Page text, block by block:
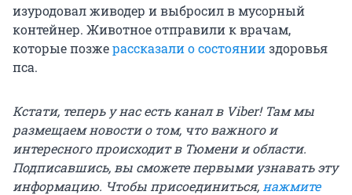
изуродовал живодер и выбросил в мусорный
контейнер. Животное отправили к врачам,
которые позжерассказали о состоянииздоровья
пса.
Кстати, теперь у нас есть канал в Viber! Там мы
размещаем новости о том, что важного и
интересного происходит в Тюмени и области.
Подписавшись, вы сможете первыми узнавать эту
информацию. Чтобы присоединиться, нажмите